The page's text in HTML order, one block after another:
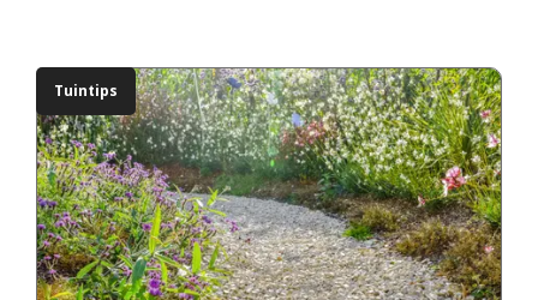
Tuintips